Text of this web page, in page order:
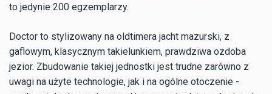
to jedynie 200 egzemplarzy.
Doctor to stylizowany na oldtimera jacht mazurski, z
gaflowym, klasycznym takielunkiem, prawdziwa ozdoba
jezior. Zbudowanie takiej jednostki jest trudne zarówno z
uwagi na użyte technologie, jak i na ogólne otoczenie -